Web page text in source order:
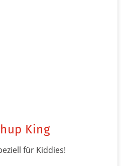
King
für Kiddies!